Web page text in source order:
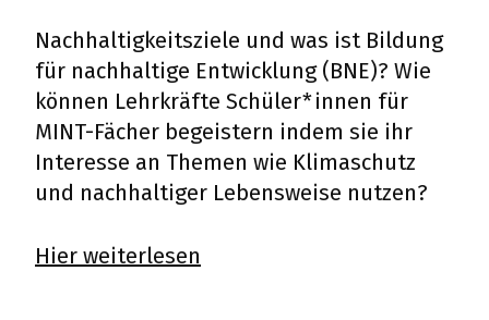
Wie sieht die Stadt der Zukunft aus?
Nachhaltigkeitsziele und was ist Bildung
für nachhaltige Entwicklung (BNE)? Wie
können Lehrkräfte Schüler*innen für
MINT-Fächer begeistern indem sie ihr
Interesse an Themen wie Klimaschutz
und nachhaltiger Lebensweise nutzen?
Hier weiterlesen